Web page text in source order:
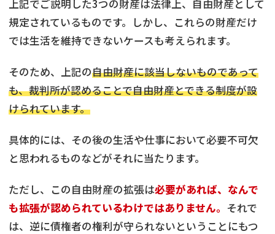
上記でご説明した3つの財産は法律上、自由財産として
規定されているものです。しかし、これらの財産だけ
では生活を維持できないケースも考えられます。
そのため、上記の自由財産に該当しないものであって
も、裁判所が認めることで自由財産とできる制度が設
けられています。
具体的には、その後の生活や仕事において必要不可欠
と思われるものなどがそれに当たります。
ただし、この自由財産の拡張は必要があれば、なんで
も拡張が認められているわけではありません。 それで
は、逆に債権者の権利が守られないということにもつ